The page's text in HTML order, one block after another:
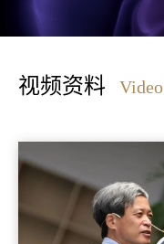
视频资料 Video